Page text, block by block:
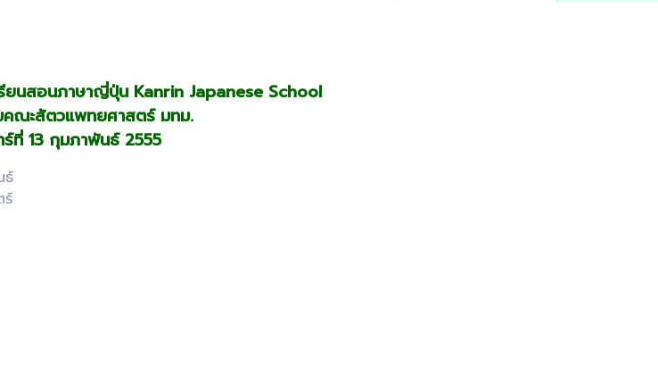
ยนสอนภาษาญี่ปุ่น Kanrin Japanese School
คณะสัตวแพทยศาสตร์ มทม.
ที่ 13 กุมภาพันธ์ 2555
ธ์
ร์